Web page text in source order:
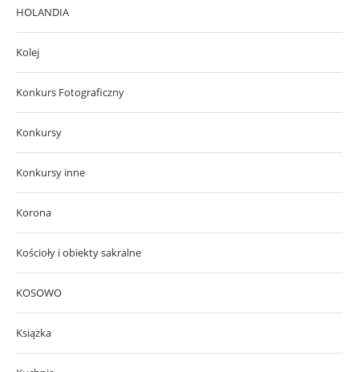
HOLANDIA
Kolej
Konkurs Fotograficzny
Konkursy
Konkursy inne
Korona
Kościoły i obiekty sakralne
KOSOWO
Książka